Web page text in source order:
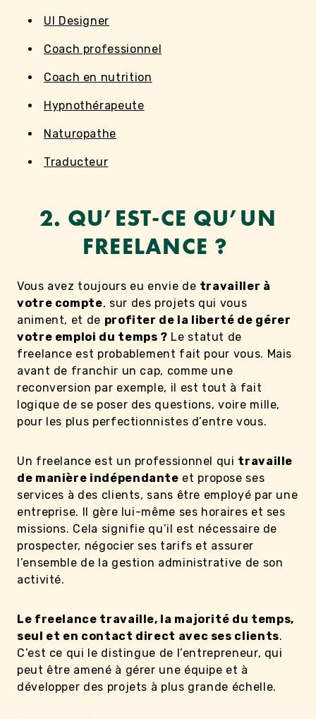
UI Designer
Coach professionnel
Coach en nutrition
Hypnothérapeute
Naturopathe
Traducteur
2. QU’EST-CE QU’UN
FREELANCE ?
Vous avez toujours eu envie de travailler à
votre compte, sur des projets qui vous
animent, et de profiter de la liberté de gérer
votre emploi du temps ? Le statut de
freelance est probablement fait pour vous. Mais
avant de franchir un cap, comme une
reconversion par exemple, il est tout à fait
logique de se poser des questions, voire mille,
pour les plus perfectionnistes d’entre vous.
Un freelance est un professionnel qui travaille
de manière indépendante et propose ses
services à des clients, sans être employé par une
entreprise. Il gère lui-même ses horaires et ses
missions. Cela signifie qu’il est nécessaire de
prospecter, négocier ses tarifs et assurer
l’ensemble de la gestion administrative de son
activité.
Le freelance travaille, la majorité du temps,
seul et en contact direct avec ses clients.
C’est ce qui le distingue de l’entrepreneur, qui
peut être amené à gérer une équipe et à
développer des projets à plus grande échelle.